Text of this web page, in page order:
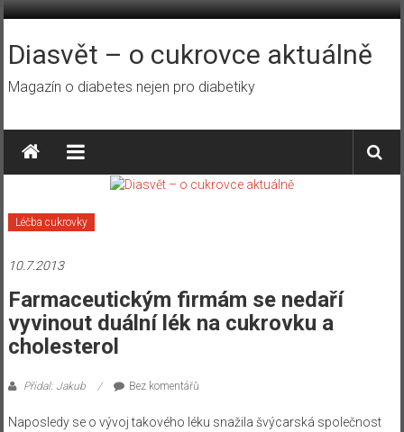
Přeskočit
obsah
Diasvět – o cukrovce aktuálně
Magazín o diabetes nejen pro diabetiky
Léčba cukrovky
10.7.2013
Farmaceutickým firmám se nedaří
vyvinout duální lék na cukrovku a
cholesterol
Přidal: Jakub Bez komentářů
Naposledy se o vývoj takového léku snažila švýcarská společnost